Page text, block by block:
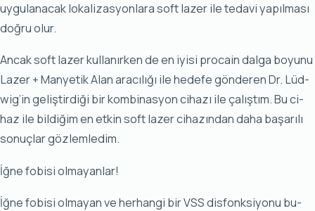
uy­gu­la­na­cak lo­ka­li­zas­yon­la­ra soft la­zer ile te­da­vi ya­pıl­ma­sı
doğ­ru olur.
An­cak soft la­zer kul­la­nır­ken de en iyi­si pro­ca­in dal­ga bo­yu­nu
La­zer + Man­ye­tik Alan ara­cı­lı­ğı ile he­de­fe gön­de­ren Dr. Lüd­
wig’in ge­liş­tir­di­ği bir kom­bi­nas­yon ci­ha­zı ile ça­lış­tım. Bu ci­
haz ile bil­di­ğim en et­kin soft la­zer ci­ha­zın­dan da­ha ba­şa­rı­lı
so­nuç­lar göz­lem­le­dim.
İğne fobisi olmayanlar!
İğ­ne fo­bi­si ol­ma­yan ve her­han­gi bir VSS dis­fonk­si­yo­nu bu­